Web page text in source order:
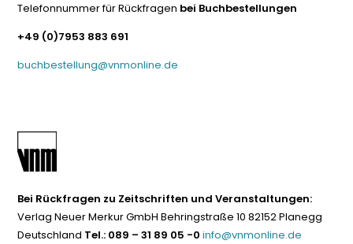
Telefonnummer für Rückfragen bei Buchbestellungen
+49 (0)7953 883 691
buchbestellung@vnmonline.de
Bei Rückfragen zu Zeitschriften und Veranstaltungen:
Verlag Neuer Merkur GmbH Behringstraße 10 82152 Planegg
Deutschland Tel.: 089 – 31 89 05 -0 info@vnmonline.de